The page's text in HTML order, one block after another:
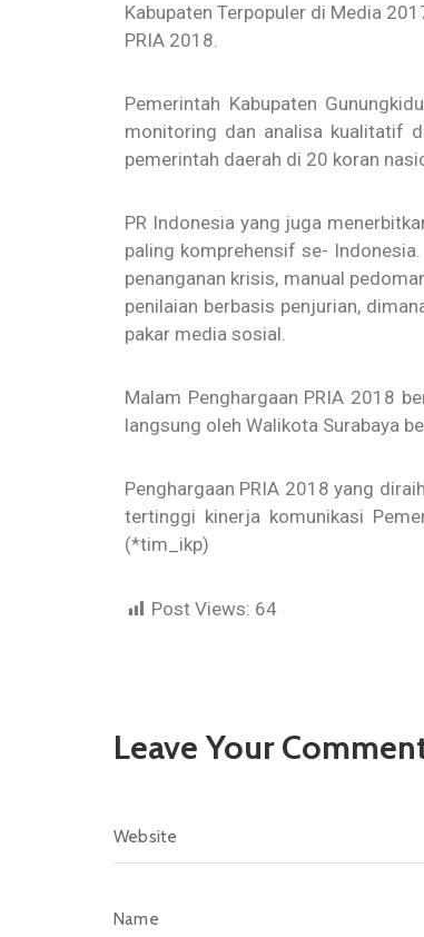
Kabupaten Terpopuler di Media
PRIA 2018.
Pemerintah Kabupaten
monitoring dan analisa kualitatif
pemerintah daerah di 20 koran
PR Indonesia yang juga
paling komprehensif se-
penanganan krisis, manual
penilaian berbasis penjurian,
pakar media sosial.
Malam Penghargaan PRIA 2018
langsung oleh Walikota Surabaya
Penghargaan PRIA 2018 yang
tertinggi kinerja komunikasi
(*tim_ikp)
Post Views: 64
Leave Your